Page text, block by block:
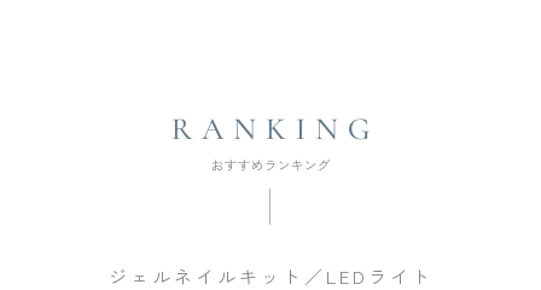
ジェルネイルキット／LEDライト